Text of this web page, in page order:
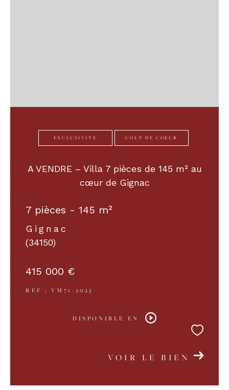
EXCLUSIVITÉ COUP DE COEUR
A VENDRE – Villa 7 pièces de 145 m² au
cœur de Gignac
7 pièces - 145 m²
Gignac
(34150)
415 000 €
REF : VM71-2025
DISPONIBLE EN
VOIR LE BIEN